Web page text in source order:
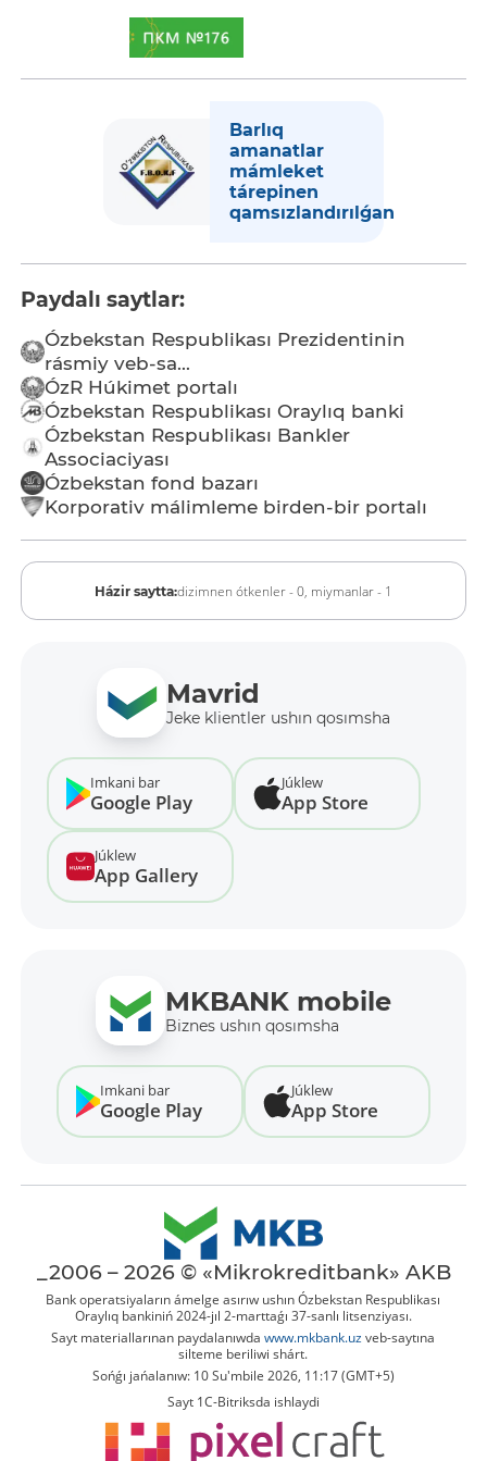
Barlıq
amanatlar
mámleket
tárepinen
qamsızlandırılǵan
Paydalı saytlar:
Ózbekstan Respublikası Prezidentinin
rásmiy veb-sa...
ÓzR Húkimet portalı
Ózbekstan Respublikası Oraylıq banki
Ózbekstan Respublikası Bankler
Associaciyası
Ózbekstan fond bazarı
Korporativ málimleme birden-bir portalı
Házir saytta:dizimnen ótkenler - 0, miymanlar - 1
Mavrid
Jeke klientler ushın qosımsha
Imkani bar
Google Play
Júklew
App Store
Júklew
App Gallery
MKBANK mobile
Biznes ushın qosımsha
Imkani bar
Google Play
Júklew
App Store
_2006 – 2026 © «Mikrokreditbank» AKB
Bank operatsiyaların ámelge asırıw ushın Ózbekstan Respublikası
Oraylıq bankiniń 2024-jıl 2-marttaǵı 37-sanlı litsenziyası.
Sayt materiallarınan paydalanıwdawww.mkbank.uz veb-saytına
silteme beriliwi shárt.
Sońǵı jańalanıw: 10 Su'mbile 2026, 11:17 (GMT+5)
Sayt 1C-Bitriksda ishlaydi